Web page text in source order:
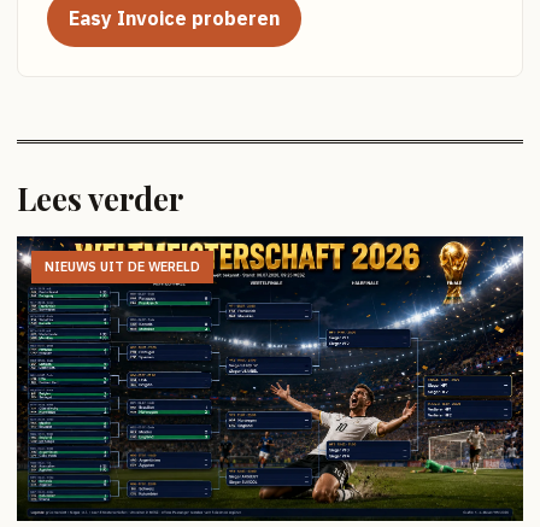
Easy Invoice proberen
Lees verder
NIEUWS UIT DE WERELD